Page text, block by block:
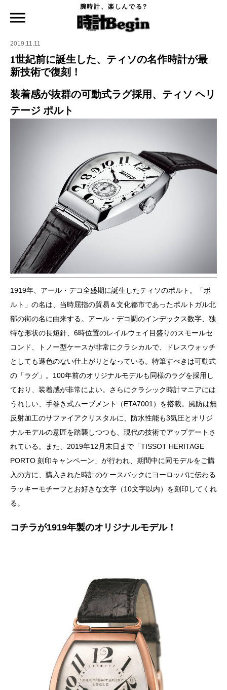
腕時計、楽しんでる?
1世紀前に誕生した、ティソの名作時計が最新技術で復刻！
2019.11.11
1世紀前に誕生した、ティソの名作時計が最
新技術で復刻！
装着感が抜群の可動式ラグ採用、ティソ ヘリ
テージ ポルト
1919年、アール・デコ全盛期に誕生したティソのポルト。「ポ
ルト」の名は、当時屈指の貿易＆文化都市であったポルトガル北
部の街の名に由来する。アール・デコ調のインデックス数字、独
特な形状の長短針、6時位置のレイルウェイ目盛りのスモールセ
コンド、トノー型ケースが非常にクラシカルで、ドレスウォッチ
としても遜色のない仕上がりとなっている。特筆すべきは可動式
の「ラグ」。100年前のオリジナルモデルも同様のラグを採用し
ており、装着感が非常によい。さらにクラシック時計マニアには
うれしい、手巻き式ムーブメント（ETA7001）を搭載。風防は無
反射加工のサファイアクリスタルに、防水性能も3気圧とオリジ
ナルモデルの意匠を踏襲しつつも、現代の技術でアップデートさ
れている。また、2019年12月末日まで「TISSOT HERITAGE
PORTO 刻印キャンペーン」が行われ、期間中に同モデルをご購
入の方に、購入された時計のケースバックにヨーロッパに伝わる
ラッキーモチーフとお好きな文字（10文字以内）を刻印してくれ
る。
コチラが1919年製のオリジナルモデル！